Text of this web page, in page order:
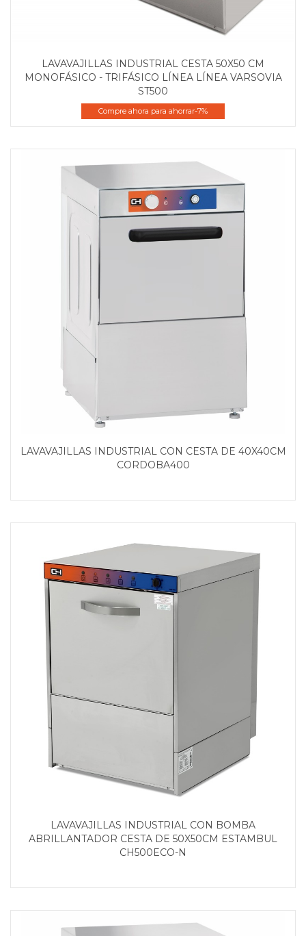
LAVAVAJILLAS INDUSTRIAL CESTA 50X50 CM
MONOFÁSICO - TRIFÁSICO LÍNEA LÍNEA VARSOVIA
ST500
Compre ahora para ahorrar-7%
LAVAVAJILLAS INDUSTRIAL CON CESTA DE 40X40CM
CORDOBA400
LAVAVAJILLAS INDUSTRIAL CON BOMBA
ABRILLANTADOR CESTA DE 50X50CM ESTAMBUL
CH500ECO-N